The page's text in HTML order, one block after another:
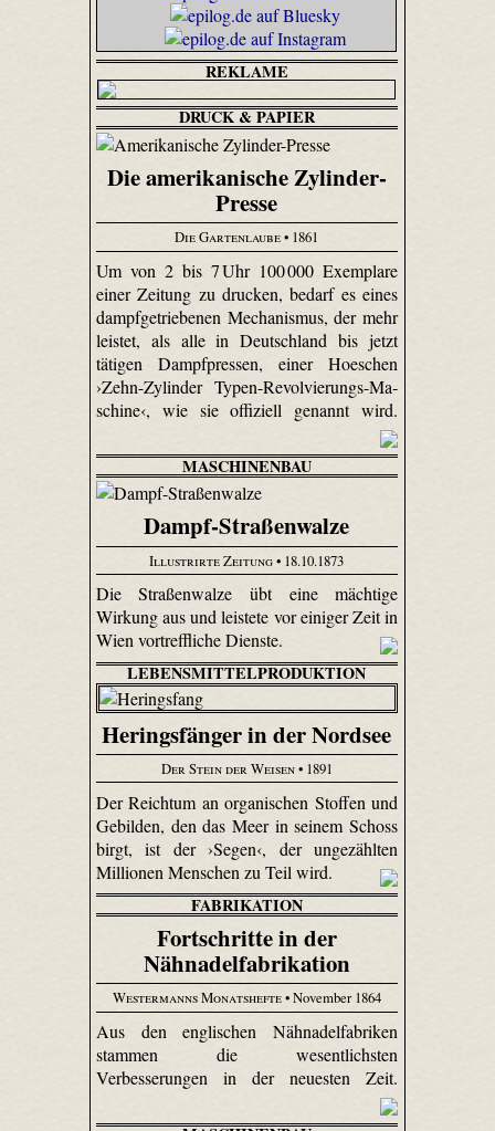
REKLAME
DRUCK & PAPIER
Die amerikanische Zylinder-
Presse
Die Gartenlaube• 1861
Um von 2 bis 7 Uhr 100 000 Exemplare
einer Zeitung zu drucken, bedarf es eines
dampfgetriebenen Mechanismus, der mehr
leistet, als alle in Deutschland bis jetzt
tätigen Dampfpressen, einer Hoeschen
›Zehn-Zy­linder Typen-Re­vol­vie­rungs-Ma­
schi­ne‹, wie sie offiziell genannt wird.
MASCHINENBAU
Dampf-Straßenwalze
Illustrirte Zeitung• 18.10.1873
Die Straßenwalze übt eine mächtige
Wirkung aus und leistete vor einiger Zeit in
Wien vortreffliche Dienste.
LEBENSMITTELPRODUKTION
Heringsfänger in der Nordsee
Der Stein der Weisen• 1891
Der Reichtum an organischen Stoffen und
Gebilden, den das Meer in seinem Schoss
birgt, ist der ›Segen‹, der ungezählten
Millionen Menschen zu Teil wird.
FABRIKATION
Fortschritte in der
Nähnadelfabrikation
Westermanns Monatshefte• November 1864
Aus den englischen Nähnadelfabriken
stammen die wesentlichsten
Verbesserungen in der neuesten Zeit.